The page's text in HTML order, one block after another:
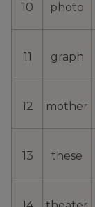
10 photo
11 graph
12 mother
13 these